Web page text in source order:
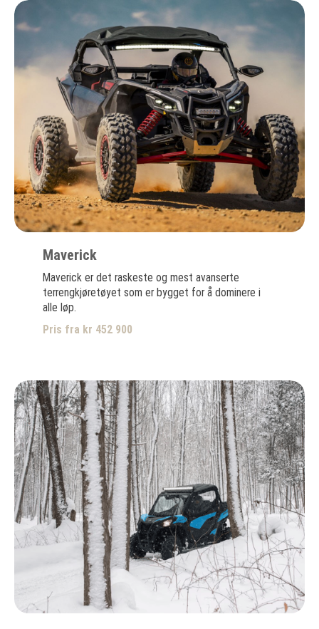
Maverick
Maverick er det raskeste og mest avanserte
terrengkjøretøyet som er bygget for å dominere i
alle løp.
Pris fra kr 452 900